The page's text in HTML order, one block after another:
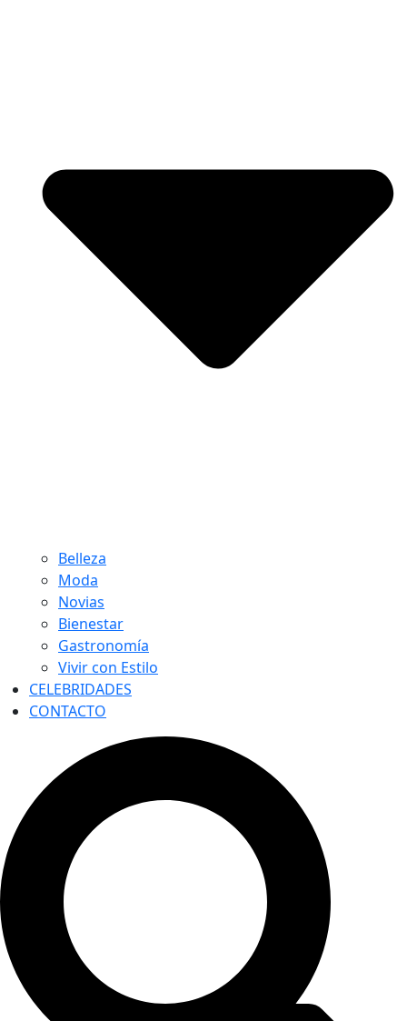
Belleza
Moda
Novias
Bienestar
Gastronomía
Vivir con Estilo
CELEBRIDADES
CONTACTO